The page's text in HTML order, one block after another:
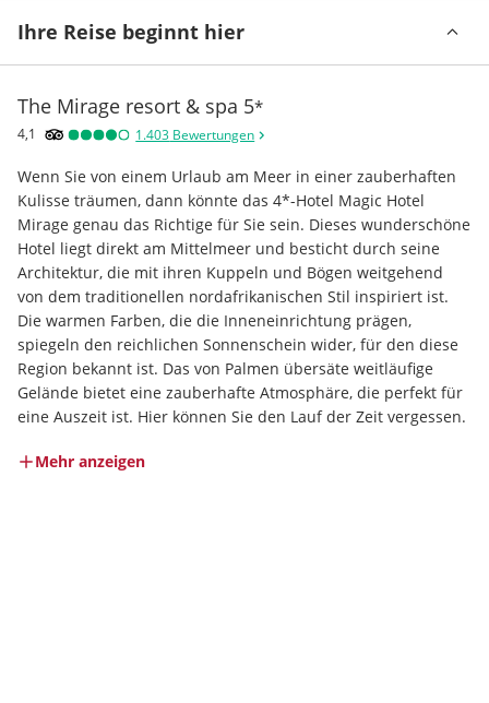
Ihre Reise beginnt hier
The Mirage resort & spa 5*
4,1 1.403 Bewertungen
Wenn Sie von einem Urlaub am Meer in einer zauberhaften
Kulisse träumen, dann könnte das 4*-Hotel Magic Hotel
Mirage genau das Richtige für Sie sein. Dieses wunderschöne
Hotel liegt direkt am Mittelmeer und besticht durch seine
Architektur, die mit ihren Kuppeln und Bögen weitgehend
von dem traditionellen nordafrikanischen Stil inspiriert ist.
Die warmen Farben, die die Inneneinrichtung prägen,
spiegeln den reichlichen Sonnenschein wider, für den diese
Region bekannt ist. Das von Palmen übersäte weitläufige
Gelände bietet eine zauberhafte Atmosphäre, die perfekt für
eine Auszeit ist. Hier können Sie den Lauf der Zeit vergessen.
Mehr anzeigen